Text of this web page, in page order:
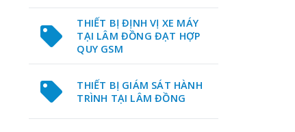
THIẾT BỊ ĐỊNH VỊ XE MÁY
TẠI LÂM ĐỒNG ĐẠT HỢP
QUY GSM
THIẾT BỊ GIÁM SÁT HÀNH
TRÌNH TẠI LÂM ĐỒNG